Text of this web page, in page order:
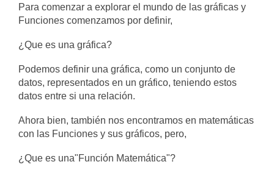
Para comenzar a explorar el mundo de las gráficas y
Funciones comenzamos por definir,
¿Que es una gráfica?
Podemos definir una gráfica, como un conjunto de
datos, representados en un gráfico, teniendo estos
datos entre si una relación.
Ahora bien, también nos encontramos en matemáticas
con las Funciones y sus gráficos, pero,
¿Que es una"Función Matemática"?